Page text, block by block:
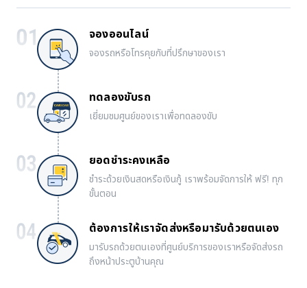
จองออนไลน์
จองรถหรือโทรคุยกับที่ปรึกษาของเรา
ทดลองขับรถ
เยี่ยมชมศูนย์ของเราเพื่อทดลองขับ
ยอดชำระคงเหลือ
ชำระด้วยเงินสดหรือเงินกู้ เราพร้อมจัดการให้ ฟรี! ทุก
ขั้นตอน
ต้องการให้เราจัดส่งหรือมารับด้วยตนเอง
มารับรถด้วยตนเองที่ศูนย์บริการของเราหรือจัดส่งรถ
ถึงหน้าประตูบ้านคุณ